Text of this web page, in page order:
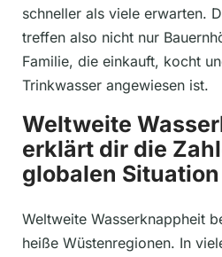
schneller als viele erwarten.
treffen also nicht nur
Familie, die einkauft, kocht
Trinkwasser angewiesen ist.
Weltweite
erklärt dir die
globalen Situation
Weltweite Wasserknappheit
heiße Wüstenregionen. In